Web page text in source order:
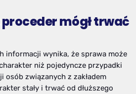
mógł trwać
informacji wynika, że sprawa może
niż pojedyncze przypadki
osób związanych z zakładem
stały i trwać od dłuższego